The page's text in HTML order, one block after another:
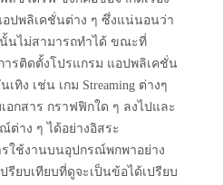
ปพลิเคชั่นต่าง ๆ ซึ่งแน่นอนว่า
นไม่สามารถทำได้ ขณะที่
ารติดตั้งโปรแกรม แอปพลิเคชั่น
ทิง เช่น เกม Streaming ต่างๆ
อกสาร กราฟฟิกใด ๆ ลงไปและ
ต่าง ๆ ได้อย่างอิสระ
รใช้งานบนอุปกรณ์พกพาอย่าง
ยบเทียบที่ดูจะเป็นข้อได้เปรียบ